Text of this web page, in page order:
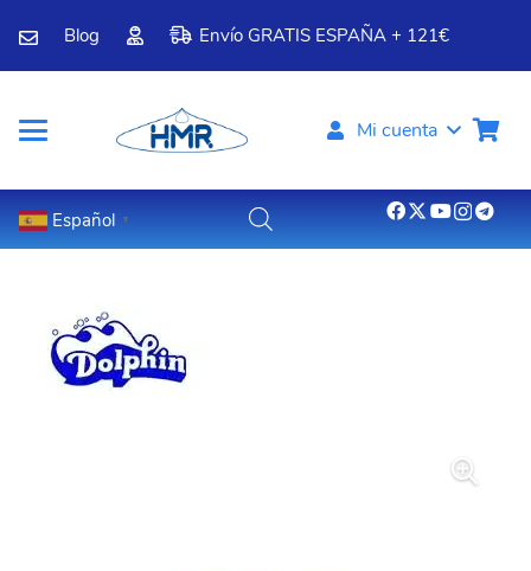
Blog Envío GRATIS ESPAÑA + 121€
Mi cuenta
Español ▼